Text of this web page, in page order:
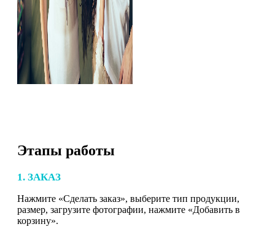
Этапы работы
1. ЗАКАЗ
Нажмите «Сделать заказ», выберите тип продукции,
размер, загрузите фотографии, нажмите «Добавить в
корзину».